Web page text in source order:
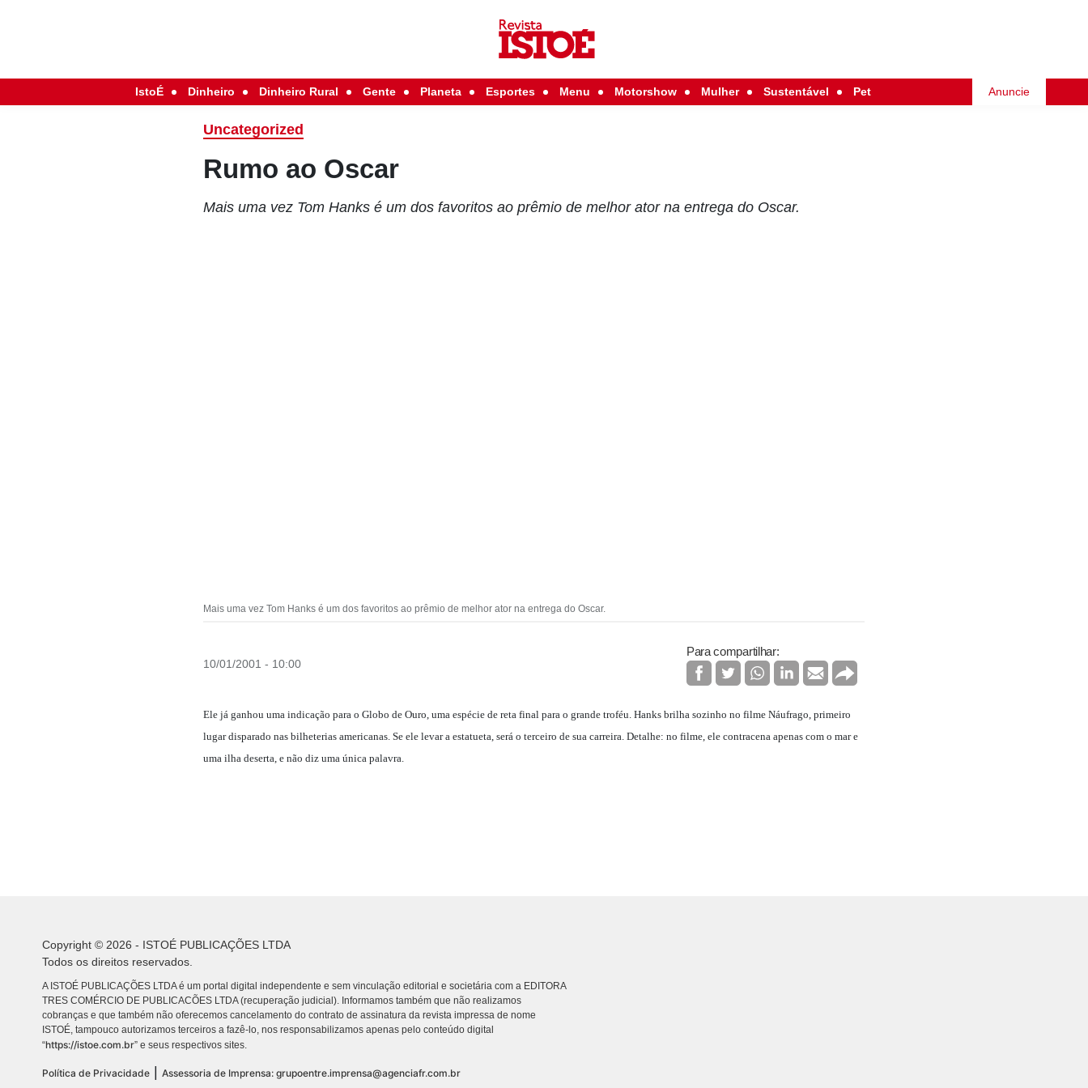
IstoÉ Dinheiro Dinheiro Rural Gente Planeta Esportes Menu Motorshow Mulher Sustentável Pet Anuncie
Uncategorized
Rumo ao Oscar
Mais uma vez Tom Hanks é um dos favoritos ao prêmio de melhor ator na entrega do Oscar.
Mais uma vez Tom Hanks é um dos favoritos ao prêmio de melhor ator na entrega do Oscar.
10/01/2001 - 10:00
Para compartilhar:
Ele já ganhou uma indicação para o Globo de Ouro, uma espécie de reta final para o grande troféu. Hanks brilha sozinho no filme Náufrago, primeiro
lugar disparado nas bilheterias americanas. Se ele levar a estatueta, será o terceiro de sua carreira. Detalhe: no filme, ele contracena apenas com o mar e
uma ilha deserta, e não diz uma única palavra.
Copyright © 2026 - ISTOÉ PUBLICAÇÕES LTDA
Todos os direitos reservados.
A ISTOÉ PUBLICAÇÕES LTDA é um portal digital independente e sem vinculação editorial e societária com a EDITORA
TRES COMÉRCIO DE PUBLICACÕES LTDA (recuperação judicial). Informamos também que não realizamos
cobranças e que também não oferecemos cancelamento do contrato de assinatura da revista impressa de nome
ISTOÉ, tampouco autorizamos terceiros a fazê-lo, nos responsabilizamos apenas pelo conteúdo digital
“https://istoe.com.br” e seus respectivos sites.
Política de Privacidade Assessoria de Imprensa: grupoentre.imprensa@agenciafr.com.br